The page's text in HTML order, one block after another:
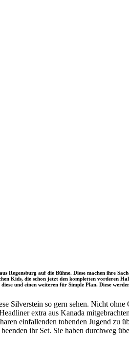
auf die Bühne. Diese machen ihre
Kids, die schon jetzt den kompletten vorderen
und einen weiteren für Simple Plan. Diese
Silverstein so gern sehen. Nicht
extra aus Kanada
einfallenden tobenden Jugend zu
ihr Set. Sie haben durchweg